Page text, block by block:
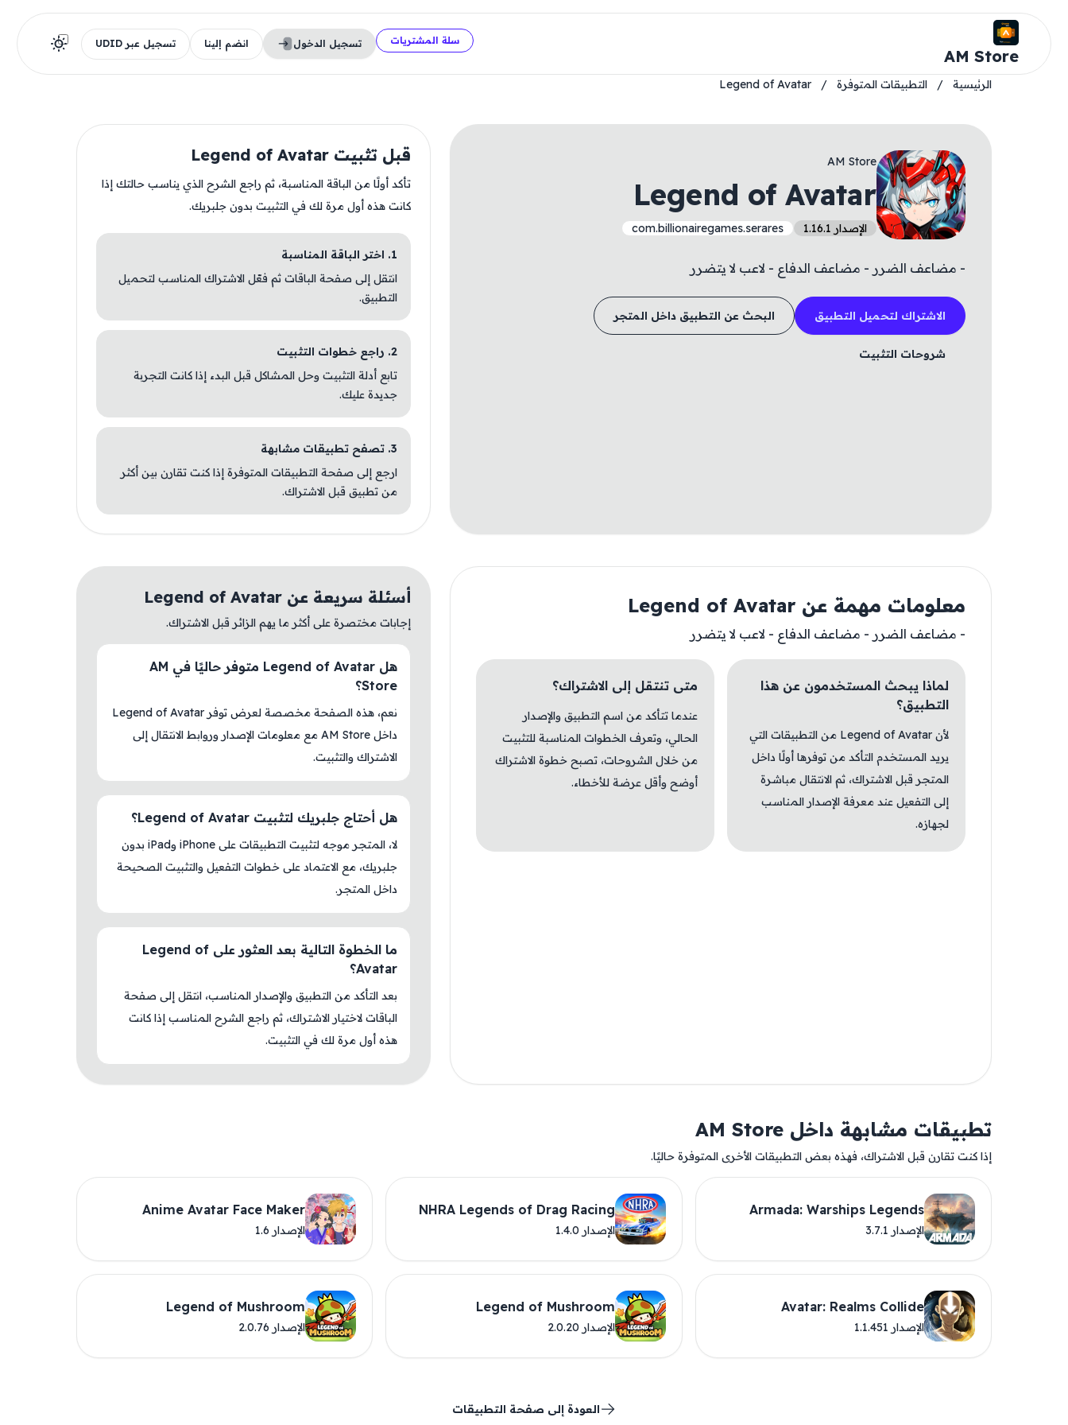
AM Store
سلة المشتريات تسجيل الدخول انضم إلينا تسجيل عبر UDID
الرئيسية / التطبيقات المتوفرة /
Legend of Avatar
AM Store
Legend of Avatar
الإصدار 1.16.1 com.billionairegames.serares
- مضاعف الضرر - مضاعف الدفاع - لاعب لا يتضرر
الاشتراك لتحميل التطبيق البحث عن التطبيق داخل المتجر
شروحات التثبيت
قبل تثبيت Legend of Avatar
تأكد أولًا من الباقة المناسبة، ثم راجع الشرح الذي يناسب حالتك إذا
كانت هذه أول مرة لك في التثبيت بدون جلبريك.
1. اختر الباقة المناسبة
انتقل إلى صفحة الباقات ثم فعّل الاشتراك المناسب لتحميل
التطبيق.
2. راجع خطوات التثبيت
تابع أدلة التثبيت وحل المشاكل قبل البدء إذا كانت التجربة
جديدة عليك.
3. تصفح تطبيقات مشابهة
ارجع إلى صفحة التطبيقات المتوفرة إذا كنت تقارن بين أكثر
من تطبيق قبل الاشتراك.
معلومات مهمة عن Legend of Avatar
- مضاعف الضرر - مضاعف الدفاع - لاعب لا يتضرر
لماذا يبحث المستخدمون عن هذا
التطبيق؟
لأن Legend of Avatar من التطبيقات التي
يريد المستخدم التأكد من توفرها أولًا داخل
المتجر قبل الاشتراك، ثم الانتقال مباشرة
إلى التفعيل عند معرفة الإصدار المناسب
لجهازه.
متى تنتقل إلى الاشتراك؟
عندما تتأكد من اسم التطبيق والإصدار
الحالي، وتعرف الخطوات المناسبة للتثبيت
من خلال الشروحات، تصبح خطوة الاشتراك
أوضح وأقل عرضة للأخطاء.
أسئلة سريعة عن Legend of Avatar
إجابات مختصرة على أكثر ما يهم الزائر قبل الاشتراك.
هل Legend of Avatar متوفر حاليًا في AM
Store؟
نعم، هذه الصفحة مخصصة لعرض توفر Legend of Avatar
داخل AM Store مع معلومات الإصدار وروابط الانتقال إلى
الاشتراك والتثبيت.
هل أحتاج جلبريك لتثبيت Legend of Avatar؟
لا، المتجر موجه لتثبيت التطبيقات على iPhone وiPad بدون
جلبريك، مع الاعتماد على خطوات التفعيل والتثبيت الصحيحة
داخل المتجر.
ما الخطوة التالية بعد العثور على Legend of
Avatar؟
بعد التأكد من التطبيق والإصدار المناسب، انتقل إلى صفحة
الباقات لاختيار الاشتراك، ثم راجع الشرح المناسب إذا كانت
هذه أول مرة لك في التثبيت.
تطبيقات مشابهة داخل AM Store
إذا كنت تقارن قبل الاشتراك، فهذه بعض التطبيقات الأخرى المتوفرة حاليًا.
Armada: Warships Legends
الإصدار 3.7.1
NHRA Legends of Drag Racing
الإصدار 1.4.0
Anime Avatar Face Maker
الإصدار 1.6
Avatar: Realms Collide
الإصدار 1.1.451
Legend of Mushroom
الإصدار 2.0.20
Legend of Mushroom
الإصدار 2.0.76
العودة إلى صفحة التطبيقات